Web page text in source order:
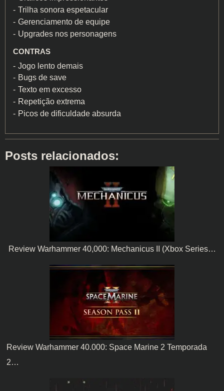
Trilha sonora espetacular
Gerenciamento de equipe
Upgrades nos personagens
CONTRAS
Jogo lento demais
Bugs de save
Texto em excesso
Repetição extrema
Picos de dificuldade absurda
Posts relacionados:
Review Warhammer 40,000: Mechanicus II (Xbox Series…
Review Warhammer 40.000: Space Marine 2 Temporada
2…